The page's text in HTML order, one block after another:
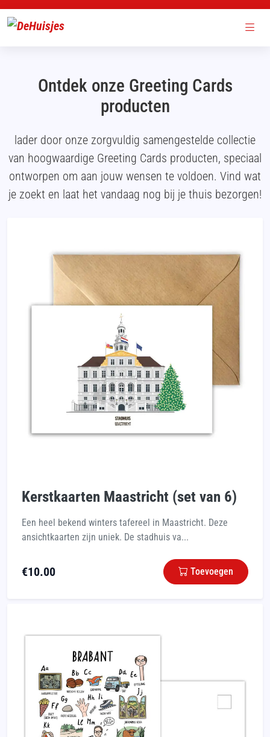
Ontdek onze Greeting Cards
producten
lader door onze zorgvuldig samengestelde collectie
van hoogwaardige Greeting Cards producten, speciaal
ontworpen om aan jouw wensen te voldoen. Vind wat
je zoekt en laat het vandaag nog bij je thuis bezorgen!
Kerstkaarten Maastricht (set van 6)
Een heel bekend winters tafereel in Maastricht. Deze
ansichtkaarten zijn uniek. De stadhuis va...
€10.00 Toevoegen